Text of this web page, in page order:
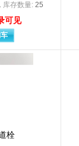
INDUSTRIES，INC
ENTERPRISES
库存数量: 25
可见
栓